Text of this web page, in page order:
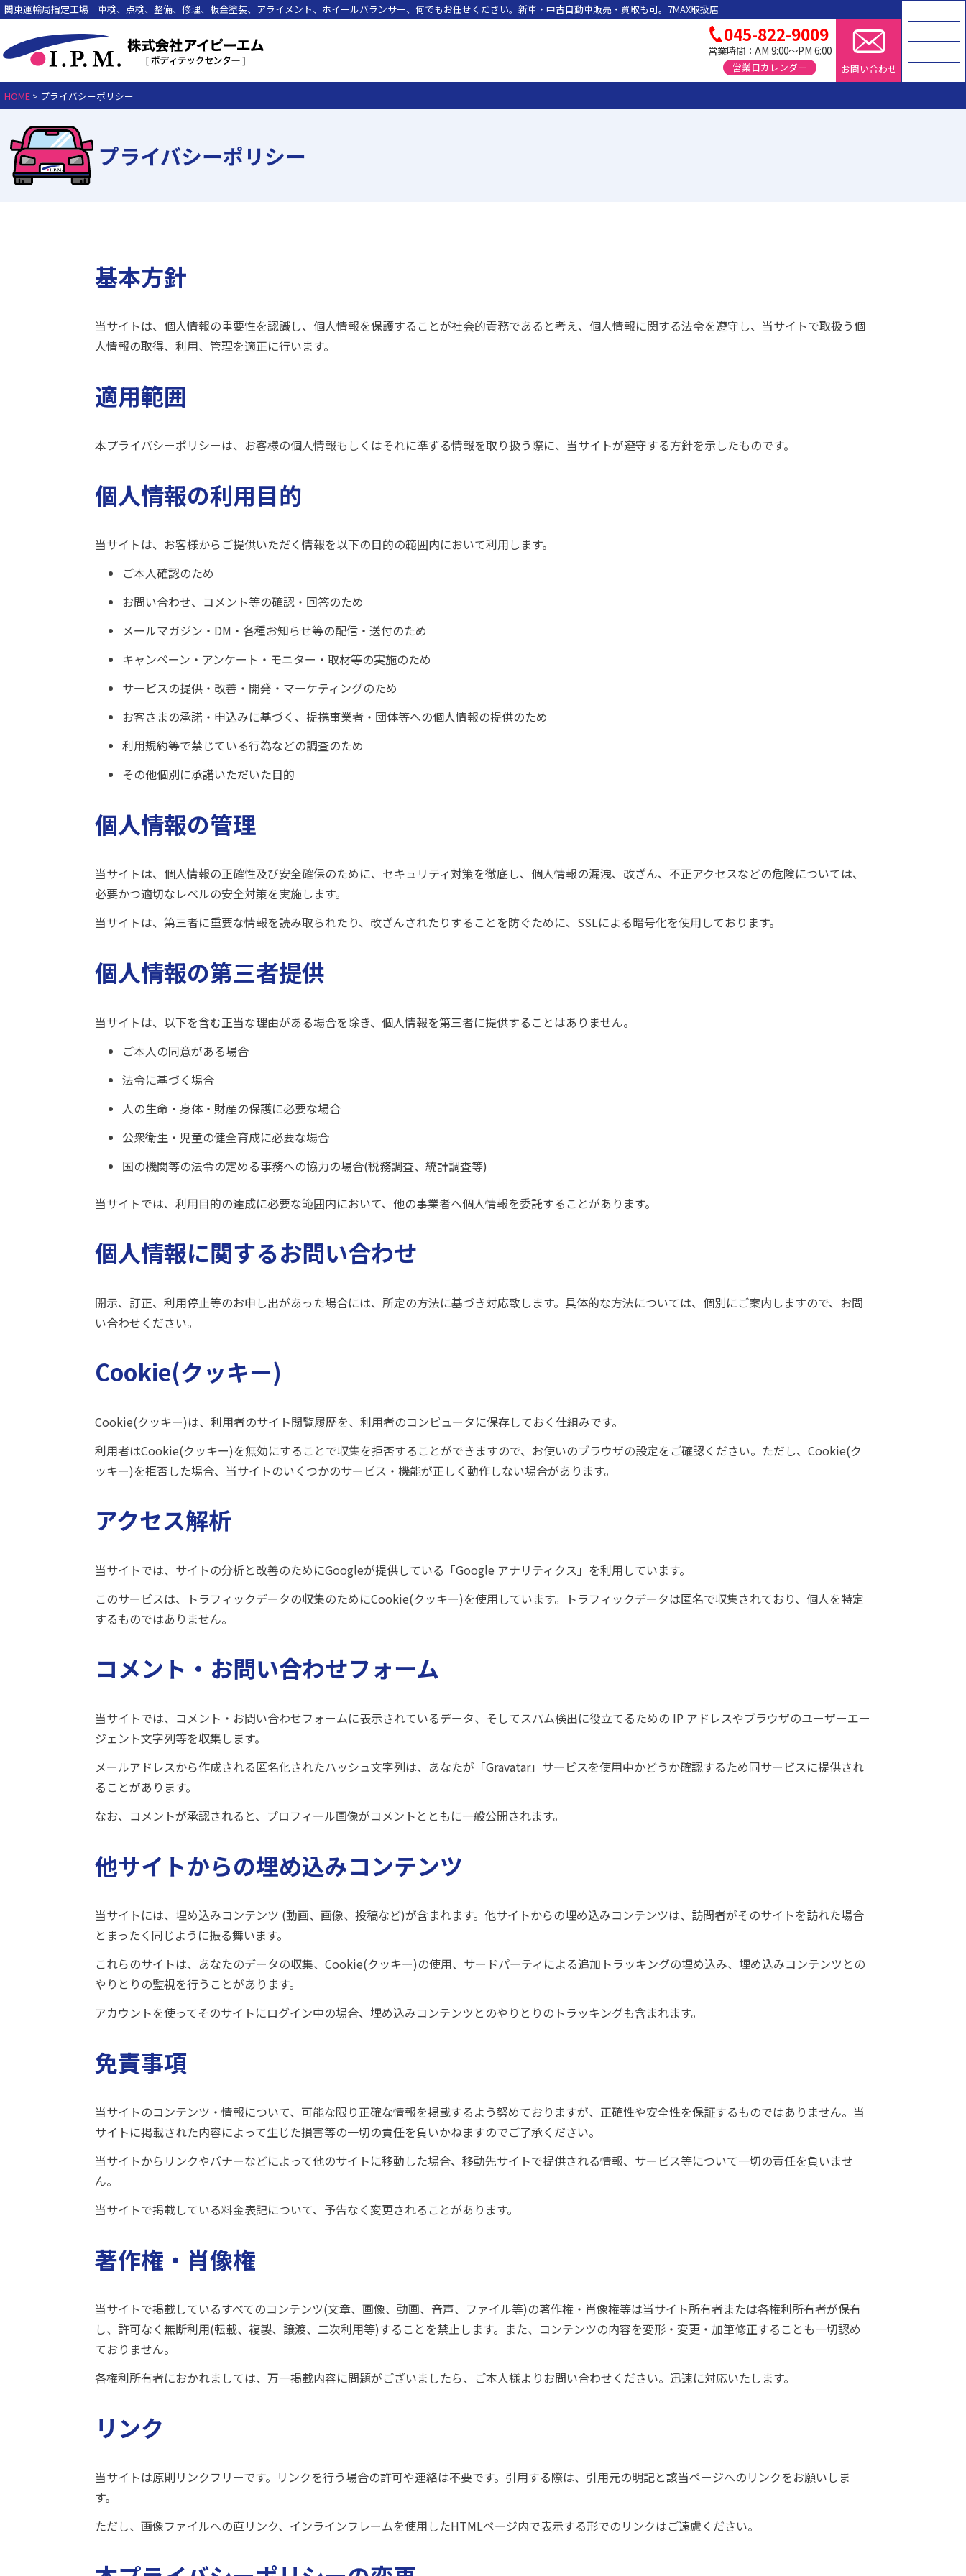
関東運輸局指定工場｜車検、点検、整備、修理、板金塗装、アライメント、ホイールバランサー、何でもお任せください。新車・中古自動車販売・買取も可。7MAX取扱店
045-822-9009
営業時間：AM 9:00～PM 6:00
営業日カレンダー
お問い合わせ
HOME > プライバシーポリシー
プライバシーポリシー
基本方針
当サイトは、個人情報の重要性を認識し、個人情報を保護することが社会的責務であると考え、個人情報に関する法令を遵守し、当サイトで取扱う個
人情報の取得、利用、管理を適正に行います。
適用範囲
本プライバシーポリシーは、お客様の個人情報もしくはそれに準ずる情報を取り扱う際に、当サイトが遵守する方針を示したものです。
個人情報の利用目的
当サイトは、お客様からご提供いただく情報を以下の目的の範囲内において利用します。
ご本人確認のため
お問い合わせ、コメント等の確認・回答のため
メールマガジン・DM・各種お知らせ等の配信・送付のため
キャンペーン・アンケート・モニター・取材等の実施のため
サービスの提供・改善・開発・マーケティングのため
お客さまの承諾・申込みに基づく、提携事業者・団体等への個人情報の提供のため
利用規約等で禁じている行為などの調査のため
その他個別に承諾いただいた目的
個人情報の管理
当サイトは、個人情報の正確性及び安全確保のために、セキュリティ対策を徹底し、個人情報の漏洩、改ざん、不正アクセスなどの危険については、
必要かつ適切なレベルの安全対策を実施します。
当サイトは、第三者に重要な情報を読み取られたり、改ざんされたりすることを防ぐために、SSLによる暗号化を使用しております。
個人情報の第三者提供
当サイトは、以下を含む正当な理由がある場合を除き、個人情報を第三者に提供することはありません。
ご本人の同意がある場合
法令に基づく場合
人の生命・身体・財産の保護に必要な場合
公衆衛生・児童の健全育成に必要な場合
国の機関等の法令の定める事務への協力の場合(税務調査、統計調査等)
当サイトでは、利用目的の達成に必要な範囲内において、他の事業者へ個人情報を委託することがあります。
個人情報に関するお問い合わせ
開示、訂正、利用停止等のお申し出があった場合には、所定の方法に基づき対応致します。具体的な方法については、個別にご案内しますので、お問
い合わせください。
Cookie(クッキー)
Cookie(クッキー)は、利用者のサイト閲覧履歴を、利用者のコンピュータに保存しておく仕組みです。
利用者はCookie(クッキー)を無効にすることで収集を拒否することができますので、お使いのブラウザの設定をご確認ください。ただし、Cookie(ク
ッキー)を拒否した場合、当サイトのいくつかのサービス・機能が正しく動作しない場合があります。
アクセス解析
当サイトでは、サイトの分析と改善のためにGoogleが提供している「Google アナリティクス」を利用しています。
このサービスは、トラフィックデータの収集のためにCookie(クッキー)を使用しています。トラフィックデータは匿名で収集されており、個人を特定
するものではありません。
コメント・お問い合わせフォーム
当サイトでは、コメント・お問い合わせフォームに表示されているデータ、そしてスパム検出に役立てるための IP アドレスやブラウザのユーザーエー
ジェント文字列等を収集します。
メールアドレスから作成される匿名化されたハッシュ文字列は、あなたが「Gravatar」サービスを使用中かどうか確認するため同サービスに提供され
ることがあります。
なお、コメントが承認されると、プロフィール画像がコメントとともに一般公開されます。
他サイトからの埋め込みコンテンツ
当サイトには、埋め込みコンテンツ (動画、画像、投稿など)が含まれます。他サイトからの埋め込みコンテンツは、訪問者がそのサイトを訪れた場合
とまったく同じように振る舞います。
これらのサイトは、あなたのデータの収集、Cookie(クッキー)の使用、サードパーティによる追加トラッキングの埋め込み、埋め込みコンテンツとの
やりとりの監視を行うことがあります。
アカウントを使ってそのサイトにログイン中の場合、埋め込みコンテンツとのやりとりのトラッキングも含まれます。
免責事項
当サイトのコンテンツ・情報について、可能な限り正確な情報を掲載するよう努めておりますが、正確性や安全性を保証するものではありません。当
サイトに掲載された内容によって生じた損害等の一切の責任を負いかねますのでご了承ください。
当サイトからリンクやバナーなどによって他のサイトに移動した場合、移動先サイトで提供される情報、サービス等について一切の責任を負いませ
ん。
当サイトで掲載している料金表記について、予告なく変更されることがあります。
著作権・肖像権
当サイトで掲載しているすべてのコンテンツ(文章、画像、動画、音声、ファイル等)の著作権・肖像権等は当サイト所有者または各権利所有者が保有
し、許可なく無断利用(転載、複製、譲渡、二次利用等)することを禁止します。また、コンテンツの内容を変形・変更・加筆修正することも一切認め
ておりません。
各権利所有者におかれましては、万一掲載内容に問題がございましたら、ご本人様よりお問い合わせください。迅速に対応いたします。
リンク
当サイトは原則リンクフリーです。リンクを行う場合の許可や連絡は不要です。引用する際は、引用元の明記と該当ページへのリンクをお願いしま
す。
ただし、画像ファイルへの直リンク、インラインフレームを使用したHTMLページ内で表示する形でのリンクはご遠慮ください。